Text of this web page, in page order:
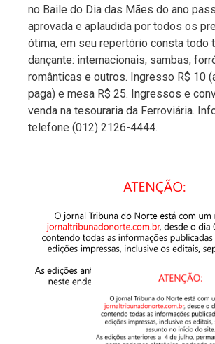
no Baile do Dia das Mães do ano
aprovada e aplaudida por todos os
ótima, em seu repertório consta todo
dançante: internacionais, sambas,
românticas e outros. Ingresso R$ 10
paga) e mesa R$ 25. Ingressos e
venda na tesouraria da Ferroviária.
telefone (012) 2126-4444.